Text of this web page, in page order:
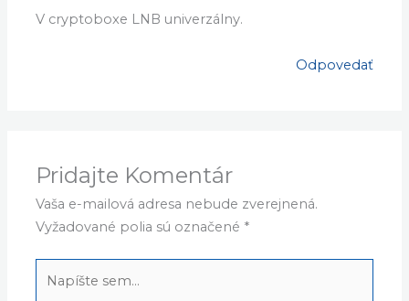
V cryptoboxe LNB univerzálny.
Odpovedať
Pridajte Komentár
Vaša e-mailová adresa nebude zverejnená.
Vyžadované polia sú označené *
sem...